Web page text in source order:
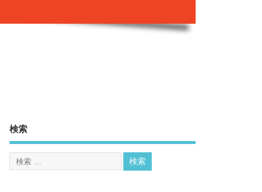
検索